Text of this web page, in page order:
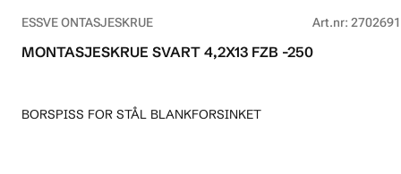
ESSVE ONTASJESKRUE Art.nr:
MONTASJESKRUE SVART 4,2X13 FZB -250
BORSPISS FOR STÅL BLANKFORSINKET